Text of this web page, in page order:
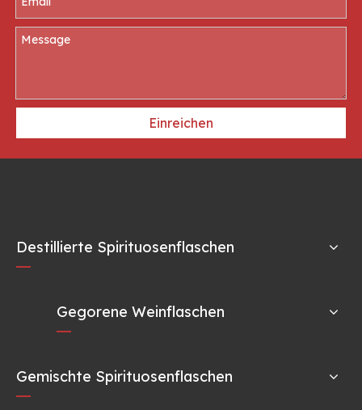
skurrile künstlerische Designs sein, um sich vom Markt
abzuheben.
Einreichen
Destillierte Spirituosenflaschen
Gegorene Weinflaschen
Gemischte Spirituosenflaschen